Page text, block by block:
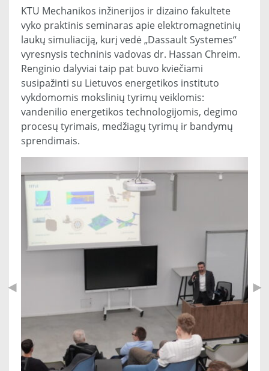
KTU Mechanikos inžinerijos ir dizaino fakultete
vyko praktinis seminaras apie elektromagnetinių
laukų simuliaciją, kurį vedė „Dassault Systemes“
vyresnysis techninis vadovas dr. Hassan Chreim.
Renginio dalyviai taip pat buvo kviečiami
susipažinti su Lietuvos energetikos instituto
vykdomomis mokslinių tyrimų veiklomis:
vandenilio energetikos technologijomis, degimo
procesų tyrimais, medžiagų tyrimų ir bandymų
sprendimais.